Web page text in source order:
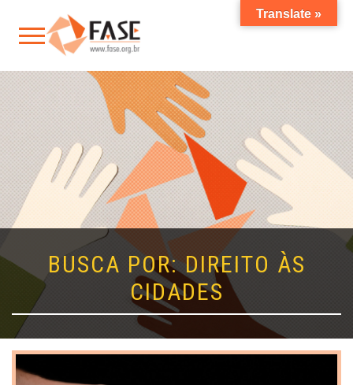
BUSCA POR: DIREITO ÀS
CIDADES
Translate »